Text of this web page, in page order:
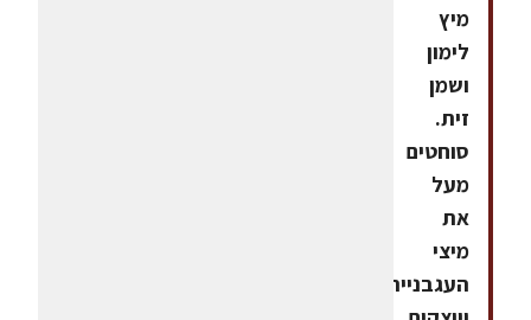
מיץ
לימון
ושמן
זית.
סוחטים
מעל
את
מיצי
העגבנייה